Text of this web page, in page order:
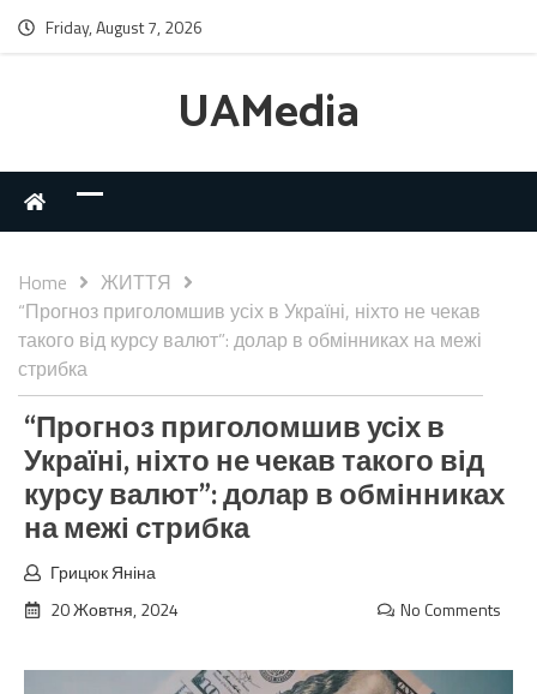
Friday, August 7, 2026
UAMedia
Home
ЖИТТЯ
“Прогноз приголомшив усіх в Україні, ніхто не чекав
такого від курсу валют”: долар в обмінниках на межі
стрибка
“Прогноз приголомшив усіх в
Україні, ніхто не чекав такого від
курсу валют”: долар в обмінниках
на межі стрибка
Грицюк Яніна
20 Жовтня, 2024
No Comments